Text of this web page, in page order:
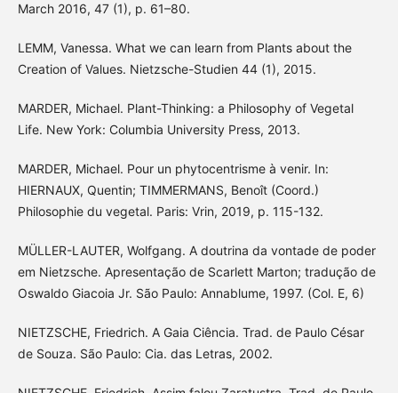
March 2016, 47 (1), p. 61–80.
LEMM, Vanessa. What we can learn from Plants about the
Creation of Values. Nietzsche-Studien 44 (1), 2015.
MARDER, Michael. Plant-Thinking: a Philosophy of Vegetal
Life. New York: Columbia University Press, 2013.
MARDER, Michael. Pour un phytocentrisme à venir. In:
HIERNAUX, Quentin; TIMMERMANS, Benoît (Coord.)
Philosophie du vegetal. Paris: Vrin, 2019, p. 115-132.
MÜLLER-LAUTER, Wolfgang. A doutrina da vontade de poder
em Nietzsche. Apresentação de Scarlett Marton; tradução de
Oswaldo Giacoia Jr. São Paulo: Annablume, 1997. (Col. E, 6)
NIETZSCHE, Friedrich. A Gaia Ciência. Trad. de Paulo César
de Souza. São Paulo: Cia. das Letras, 2002.